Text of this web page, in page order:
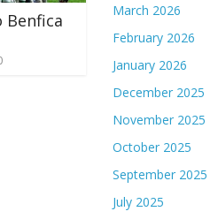
March 2026
February 2026
January 2026
December 2025
November 2025
October 2025
September 2025
July 2025